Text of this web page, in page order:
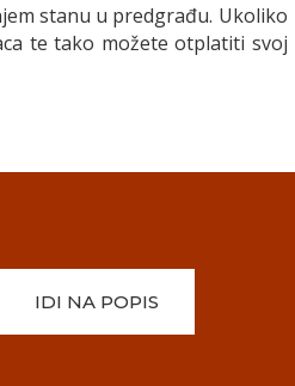
stanu u predgrađu. Ukoliko
te tako možete otplatiti svoj
IDI NA POPIS